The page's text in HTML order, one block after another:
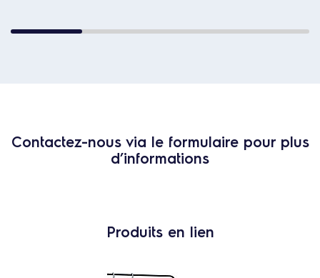
Contactez-nous via le formulaire pour plus
d’informations
Produits en lien